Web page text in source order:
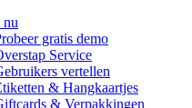
nu
gratis demo
Service
vertellen
& Hangkaartjes
& Verpakkingen